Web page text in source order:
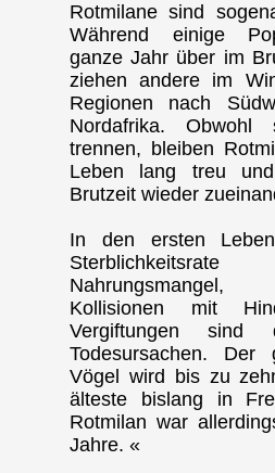
Rotmilane sind
Während einige
ganze Jahr über im
ziehen andere im
Regionen nach
Nordafrika.
trennen, bleiben
Leben lang treu
Brutzeit wieder
In den ersten
Kollisionen mit
Vergiftungen sind
Todesursachen.
Vögel wird bis zu
älteste bislang in
Rotmilan war
Jahre. «